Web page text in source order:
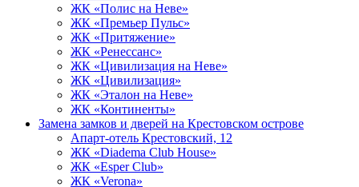
ЖК «Полис на Неве»
ЖК «Премьер Пульс»
ЖК «Притяжение»
ЖК «Ренессанс»
ЖК «Цивилизация на Неве»
ЖК «Цивилизация»
ЖК «Эталон на Неве»
ЖК «Континенты»
Замена замков и дверей на Крестовском острове
Апарт-отель Крестовский, 12
ЖК «Diadema Club House»
ЖК «Esper Club»
ЖК «Verona»